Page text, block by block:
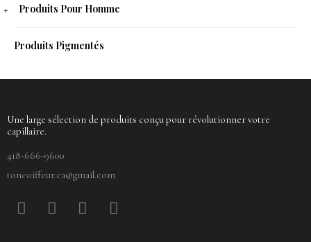
Produits Pour Homme
Produits Pigmentés
Une large sélection de produits conçu pour révolutionner votre
capillaire.
418-666-9600
toncoiffeur.ca@gmail.com
F
a
P
i
Y
o
I
n